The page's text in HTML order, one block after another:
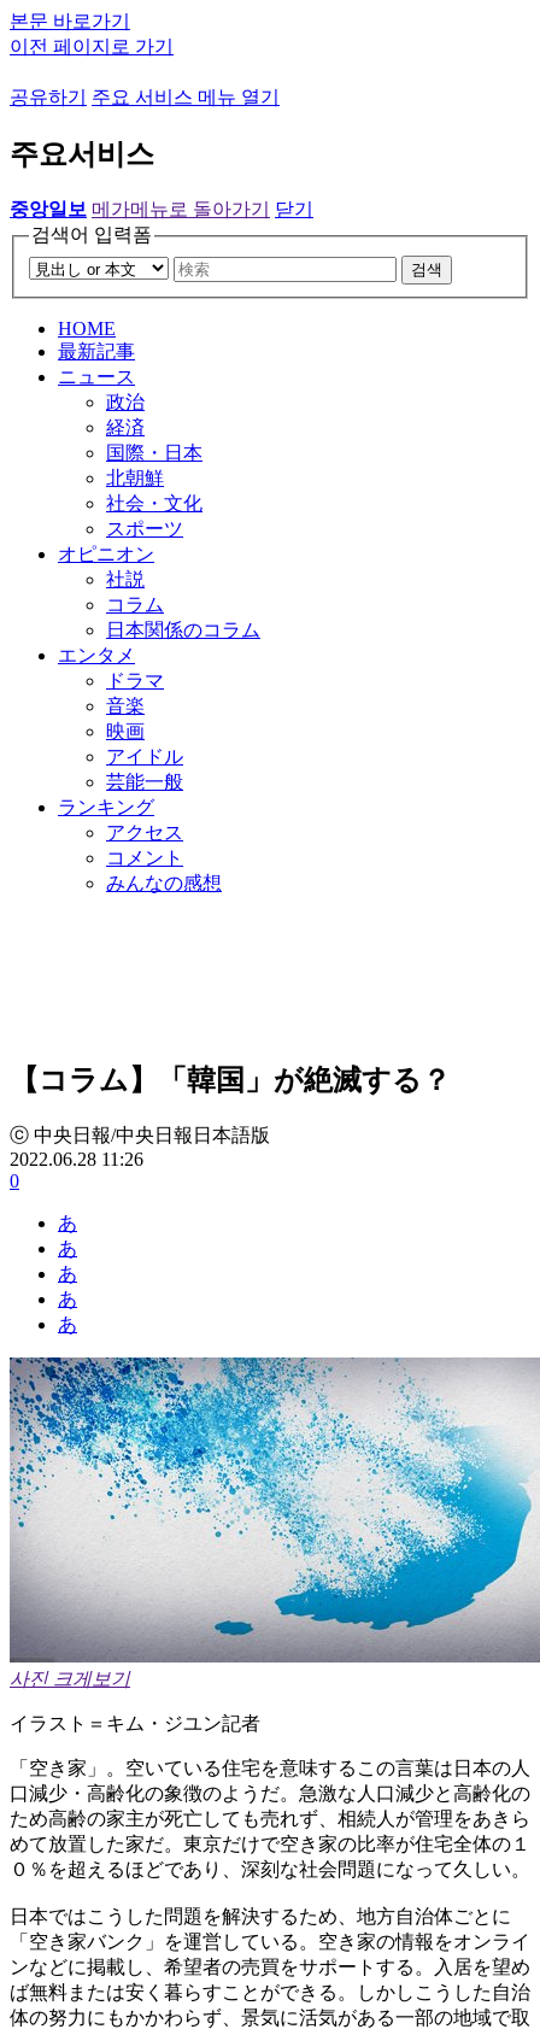
본문 바로가기
이전 페이지로 가기
공유하기 주요 서비스 메뉴 열기
주요서비스
중앙일보 메가메뉴로 돌아가기
닫기
검색어 입력폼
검색
HOME
最新記事
ニュース
政治
経済
国際・日本
北朝鮮
社会・文化
スポーツ
オピニオン
社説
コラム
日本関係のコラム
エンタメ
ドラマ
音楽
映画
アイドル
芸能一般
ランキング
アクセス
コメント
みんなの感想
【コラム】「韓国」が絶滅する？
ⓒ 中央日報/中央日報日本語版
2022.06.28 11:26
0
あ
あ
あ
あ
あ
사진 크게보기
イラスト＝キム・ジユン記者
「空き家」。空いている住宅を意味するこの言葉は日本の人
口減少・高齢化の象徴のようだ。急激な人口減少と高齢化の
ため高齢の家主が死亡しても売れず、相続人が管理をあきら
めて放置した家だ。東京だけで空き家の比率が住宅全体の１
０％を超えるほどであり、深刻な社会問題になって久しい。
日本ではこうした問題を解決するため、地方自治体ごとに
「空き家バンク」を運営している。空き家の情報をオンライ
ンなどに掲載し、希望者の売買をサポートする。入居を望め
ば無料または安く暮らすことができる。しかしこうした自治
体の努力にもかかわらず、景気に活気がある一部の地域で取